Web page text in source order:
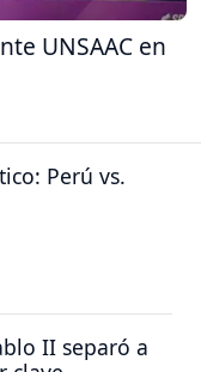
UNSAAC en
Perú vs.
II separó a